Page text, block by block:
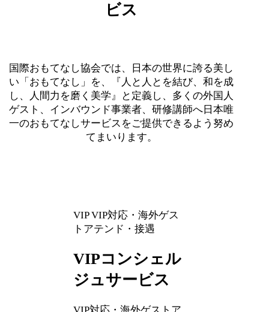
ビス
国際おもてなし協会では、日本の世界に誇る美し
い「おもてなし」を、『人と人とを結び、和を成
し、人間力を磨く美学』と定義し、多くの外国人
ゲスト、インバウンド事業者、研修講師へ日本唯
一のおもてなしサービスをご提供できるよう努め
てまいります。
VIPVIP対応・海外ゲス
トアテンド・接遇
VIPコンシェル
ジュサービス